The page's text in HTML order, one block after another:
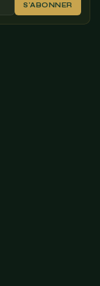
S'ABONNER